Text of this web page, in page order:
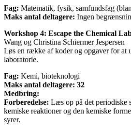
Fag: Matematik, fysik, samfundsfag
Maks antal deltagere: Ingen
Workshop 4: Escape the Chemical
Wang og Christina Schiermer Jespersen
Løs en række af koder og opgaver for at
laboratorie.
Fag: Kemi, bioteknologi
Maks antal deltagere: 32
Medbring:
Forberedelse: Læs op på det periodiske
kemiske reaktioner og den kemiske
syrer.